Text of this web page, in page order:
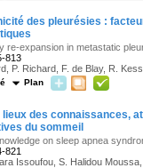
des pleurésies :
re-expansion in metastatic
813
P. Richard, F. de Blay, R.
Plan
lieux des connaissances,
du sommeil
on sleep apnea
821
Issoufou, S. Halidou